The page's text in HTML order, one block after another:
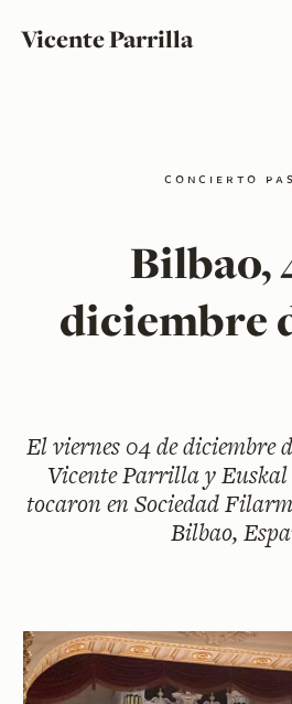
Vicente Parrilla
concierto
Bilbao,
diciembre
Elviernes 04 de diciembre
Vicente Parrilla y Euskal
tocaron en Sociedad
Bilbao,